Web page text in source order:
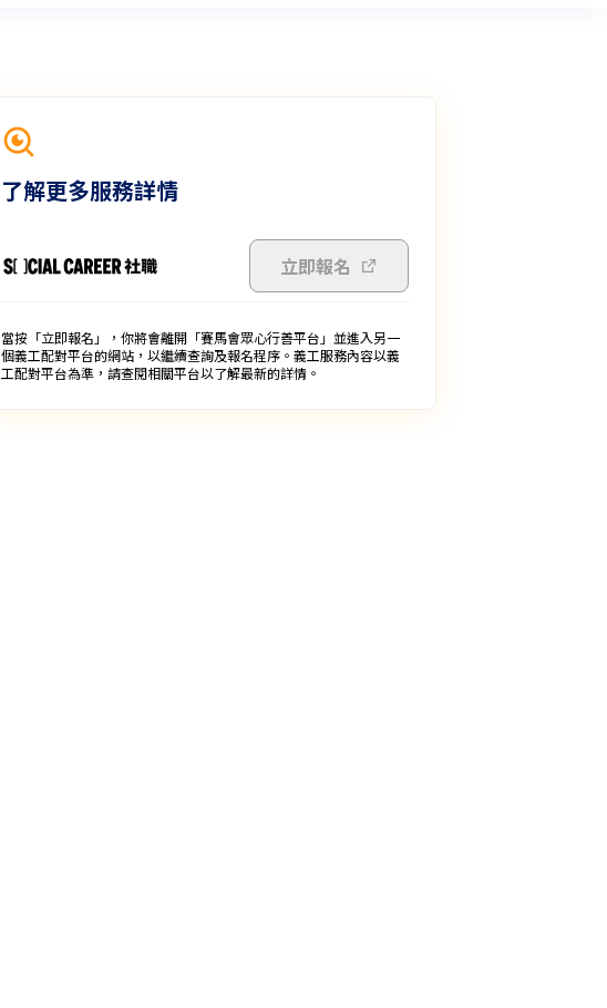
了解更多服務詳情
立即報名
當按「立即報名」，你將會離開「賽馬會眾心行善平台」並進入另一
個義工配對平台的網站，以繼續查詢及報名程序。義工服務內容以義
工配對平台為準，請查閱相關平台以了解最新的詳情。